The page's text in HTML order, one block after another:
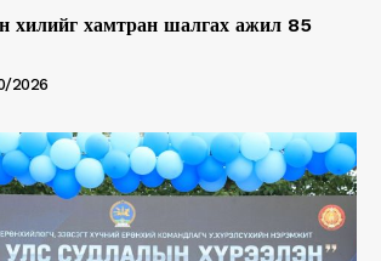
хилийг хамтран шалгах ажил 85
2026